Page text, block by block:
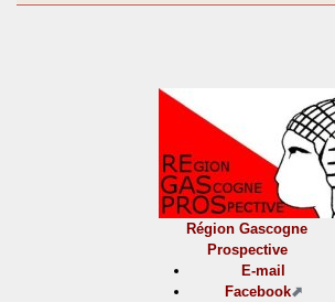
Région Gascogne
Prospective
E-mail
Facebook